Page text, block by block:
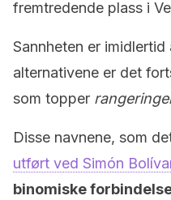
fremtredende plass i
Sannheten er
alternativene er det
som topper
Disse navnene, som
utført ved Simón
binomiske